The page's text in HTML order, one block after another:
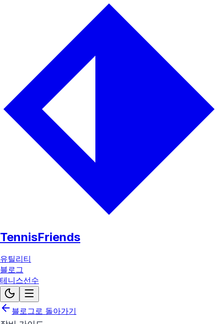
TennisFriends
유틸리티
블로그
테니스선수
블로그로 돌아가기